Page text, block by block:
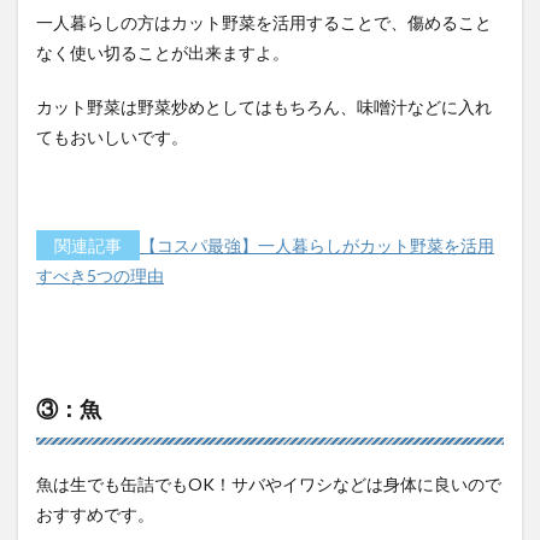
一人暮らしの方はカット野菜を活用することで、傷めること
なく使い切ることが出来ますよ。
カット野菜は野菜炒めとしてはもちろん、味噌汁などに入れ
てもおいしいです。
関連記事
【コスパ最強】一人暮らしがカット野菜を活用
すべき5つの理由
③：魚
魚は生でも缶詰でもOK！サバやイワシなどは身体に良いので
おすすめです。